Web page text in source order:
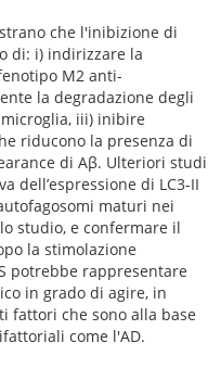
che l'inibizione di
di: i) indirizzare la
M2 anti-
la degradazione degli
iii) inibire
riducono la presenza di
di Aβ. Ulteriori studi
dell’espressione di LC3-II
maturi nei
studio, e confermare il
la stimolazione
potrebbe rappresentare
in grado di agire, in
fattori che sono alla base
come l'AD.